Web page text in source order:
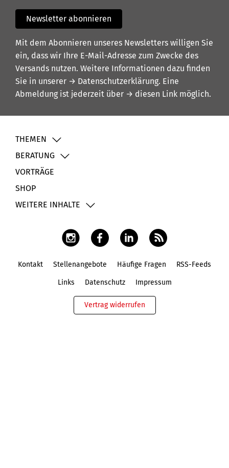
Newsletter abonnieren
Mit dem Abonnieren unseres Newsletters willigen Sie
ein, dass wir Ihre E-Mail-Adresse zum Zwecke des
Versands nutzen. Weitere Informationen dazu finden
Sie in unserer → Datenschutzerklärung. Eine
Abmeldung ist jederzeit über → diesen Link möglich.
THEMEN
BERATUNG
VORTRÄGE
SHOP
WEITERE INHALTE
Kontakt Stellenangebote Häufige Fragen RSS-Feeds
Links Datenschutz Impressum
Vertrag widerrufen